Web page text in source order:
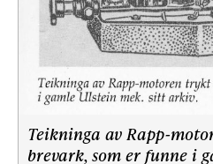
Teikninga av Rapp-
brevark, som er funne i